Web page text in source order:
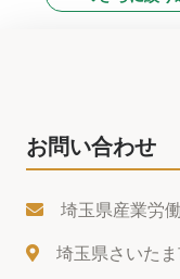
お問い合わせ
埼玉県産業労
埼玉県さいた